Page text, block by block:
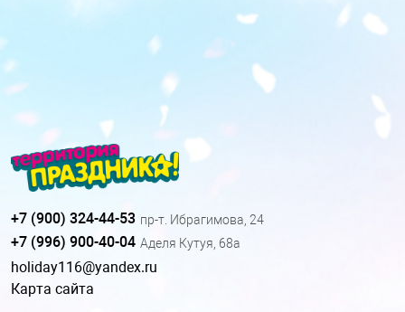
+7 (900) 324-44-53 пр-т. Ибрагимова, 24
+7 (996) 900-40-04 Аделя Кутуя, 68а
holiday116@yandex.ru
Карта сайта